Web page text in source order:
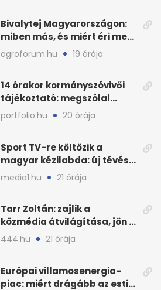
Bivalytej Magyarországon:
miben más, és miért éri meg
feldolgozni?
agroforum.hu 19 órája
14 órakor kormányszóvivői
tájékoztató: megszólal
Magyar Péter is
portfolio.hu 20 órája
Sport TV-re költözik a
magyar kézilabda: új tévés
megállapodás
media1.hu 21 órája
Tarr Zoltán: zajlik a
közmédia átvilágítása, jön a
nyilvános véleményezés
444.hu 21 órája
Európai villamosenergia-
piac: miért drágább az esti